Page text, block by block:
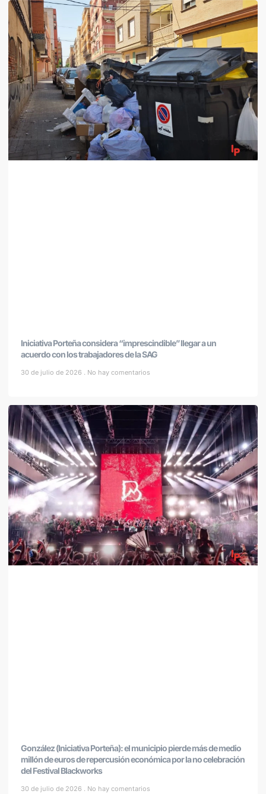
Iniciativa Porteña considera “imprescindible” llegar a un
acuerdo con los trabajadores de la SAG
30 de julio de 2026 No hay comentarios
González (Iniciativa Porteña): el municipio pierde más de medio
millón de euros de repercusión económica por la no celebración
del Festival Blackworks
30 de julio de 2026 No hay comentarios